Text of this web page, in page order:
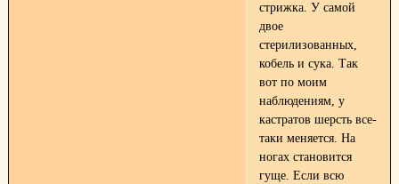
стрижка. У самой
двое
стерилизованных,
кобель и сука. Так
вот по моим
наблюдениям, у
кастратов шерсть все-
таки меняется. На
ногах становится
гуще. Если всю